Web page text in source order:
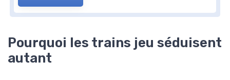
Pourquoi les trains jeu séduisent
autant